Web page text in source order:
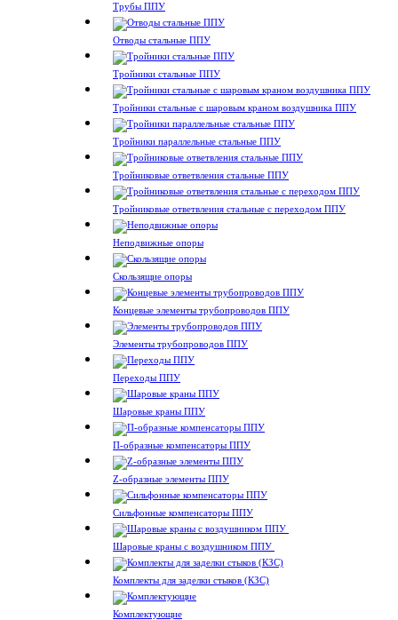
Трубы ППУ
Отводы стальные ППУ
Тройники стальные ППУ
Тройники стальные с шаровым краном воздушника ППУ
Тройники параллельные стальные ППУ
Тройниковые ответвления стальные ППУ
Тройниковые ответвления стальные с переходом ППУ
Неподвижные опоры
Скользящие опоры
Концевые элементы трубопроводов ППУ
Элементы трубопроводов ППУ
Переходы ППУ
Шаровые краны ППУ
П-образные компенсаторы ППУ
Z-образные элементы ППУ
Сильфонные компенсаторы ППУ
Шаровые краны с воздушником ППУ
Комплекты для заделки стыков (КЗС)
Комплектующие